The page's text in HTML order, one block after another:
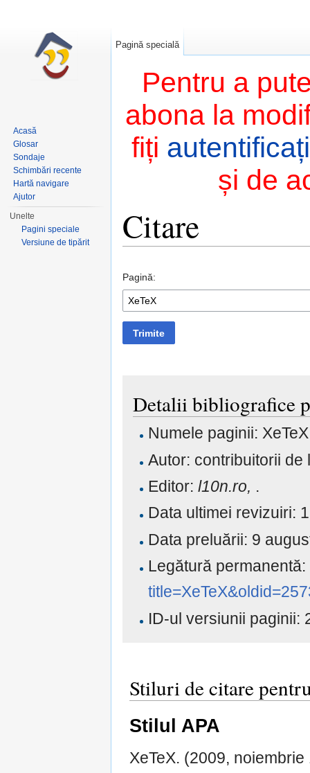
Pentru a
abona la
fiți autentificați
și de
Citare
Pagină:
Trimite
Detalii bibliografice
Numele paginii: XeTeX
Autor: contribuitorii de
Editor:l10n.ro, .
Data ultimei revizuiri:
Data preluării: 9
Legătură permanentă:
ID-ul versiunii paginii:
Stiluri de citare
Stilul APA
XeTeX. (2009,
Pagină specială
Acasă
Glosar
Sondaje
Schimbări recente
Hartă navigare
Ajutor
Unelte
Pagini speciale
Versiune de tipărit